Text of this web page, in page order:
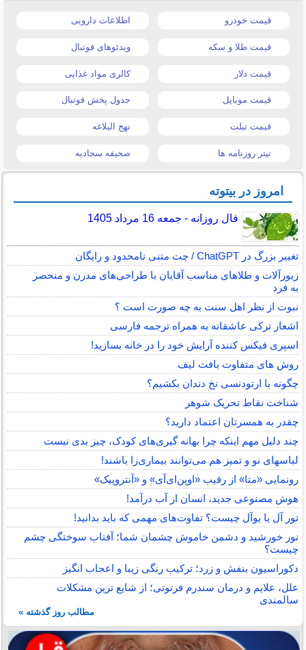
قیمت خودرو اطلاعات دارویی
قیمت طلا و سکه ویدئوهای فوتبال
قیمت دلار کالری مواد غذایی
قیمت موبایل جدول پخش فوتبال
قیمت تبلت نهج البلاغه
تیتر روزنامه ها صحیفه سجادیه
امروز در بیتوته
فال روزانه - جمعه 16 مرداد 1405
تغییر بزرگ در ChatGPT / چت متنی نامحدود و رایگان
زیورآلات و طلاهای مناسب آقایان با طراحی‌های مدرن و منحصر
به فرد
نبوت از نظر اهل سنت به چه صورت است ؟
اشعار ترکی عاشقانه به همراه ترجمه فارسی
اسپری فیکس کننده آرایش خود را در خانه بسازید!
روش های متفاوت بافت لیف
چگونه با ارتودنسی نخ دندان بکشیم؟
شناخت نقاط تحریک شوهر
چقدر به همسرتان اعتماد دارید؟
چند دلیل مهم اینکه چرا بهانه گیری‌های کودک، چیز بدی نیست
لباس‎های نو و تمیز هم می‌توانند بیماری‌زا باشند!
رونمایی «متا» از رقیب «اوپن‌ای‌آی» و «آنتروپیک»
هوش مصنوعی جدید، انسان از آب درآمد!
تور آل یا یوآل چیست؟ تفاوت‌های مهمی که باید بدانید!
نور خورشید و دشمن خاموش چشمان شما؛ آفتاب سوختگی چشم
چیست؟
دکوراسیون بنفش و زرد؛ ترکیب رنگی زیبا و اعجاب انگیز
علل، علایم و درمان سندرم فرتوتی؛ از شایع ترین مشکلات
سالمندی
مطالب روز گذشته »